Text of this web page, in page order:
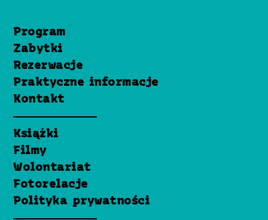
Program
Zabytki
Rezerwacje
Praktyczne informacje
Kontakt
Książki
Filmy
Wolontariat
Fotorelacje
Polityka prywatności